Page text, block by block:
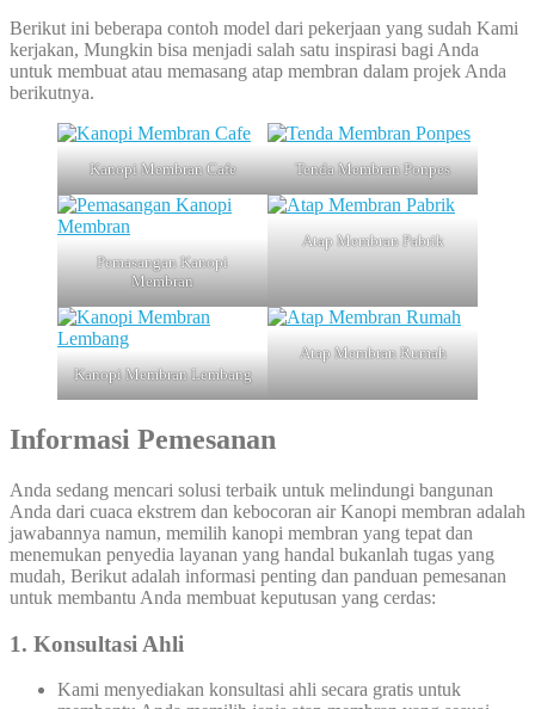
Berikut ini beberapa contoh model dari pekerjaan yang sudah Kami
kerjakan, Mungkin bisa menjadi salah satu inspirasi bagi Anda
untuk membuat atau memasang atap membran dalam projek Anda
berikutnya.
Kanopi Membran Cafe Tenda Membran Ponpes
Pemasangan Kanopi
Membran
Atap Membran Pabrik
Kanopi Membran Lembang
Atap Membran Rumah
Informasi Pemesanan
Anda sedang mencari solusi terbaik untuk melindungi bangunan
Anda dari cuaca ekstrem dan kebocoran air Kanopi membran adalah
jawabannya namun, memilih kanopi membran yang tepat dan
menemukan penyedia layanan yang handal bukanlah tugas yang
mudah, Berikut adalah informasi penting dan panduan pemesanan
untuk membantu Anda membuat keputusan yang cerdas:
1. Konsultasi Ahli
Kami menyediakan konsultasi ahli secara gratis untuk